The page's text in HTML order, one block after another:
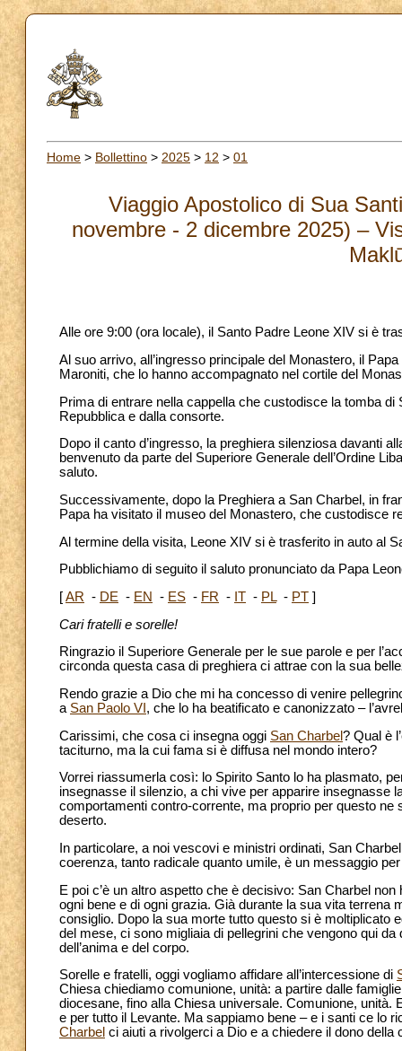
Home > Bollettino > 2025 > 12 > 01
Viaggio Apostolico di Sua
novembre - 2 dicembre 2025) –
Alle ore 9:00 (ora locale), il Santo Padre Leone XIV si è
Al suo arrivo, all’ingresso principale del Monastero, il
Maroniti, che lo hanno accompagnato nel cortile del
Prima di entrare nella cappella che custodisce la tomba
Repubblica e dalla consorte.
Dopo il canto d’ingresso, la preghiera silenziosa davanti
benvenuto da parte del Superiore Generale dell’Ordine
saluto.
Successivamente, dopo la Preghiera a San Charbel, in
Papa ha visitato il museo del Monastero, che custodisce
Al termine della visita, Leone XIV si è trasferito in auto al
Pubblichiamo di seguito il saluto pronunciato da Papa
[AR - DE - EN - ES - FR - IT - PL- PT ]
Cari fratelli e sorelle!
Ringrazio il Superiore Generale per le sue parole e per
circonda questa casa di preghiera ci attrae con la sua
Rendo grazie a Dio che mi ha concesso di venire
a San Paolo VI , che lo ha beatificato e canonizzato –
Carissimi, che cosa ci insegna oggi San Charbel? Qual è
taciturno, ma la cui fama si è diffusa nel mondo intero?
Vorrei riassumerla così: lo Spirito Santo lo ha plasmato,
insegnasse il silenzio, a chi vive per apparire insegnasse
comportamenti contro-corrente, ma proprio per questo
deserto.
In particolare, a noi vescovi e ministri ordinati, San
coerenza, tanto radicale quanto umile, è un messaggio
E poi c’è un altro aspetto che è decisivo: San Charbel
ogni bene e di ogni grazia. Già durante la sua vita terrena
consiglio. Dopo la sua morte tutto questo si è moltiplicato
del mese, ci sono migliaia di pellegrini che vengono qui
dell’anima e del corpo.
Sorelle e fratelli, oggi vogliamo affidare all’intercessione di
Chiesa chiediamo comunione, unità: a partire dalle
diocesane, fino alla Chiesa universale. Comunione,
e per tutto il Levante. Ma sappiamo bene – e i santi ce lo
Charbel ci aiuti a rivolgerci a Dio e a chiedere il dono della